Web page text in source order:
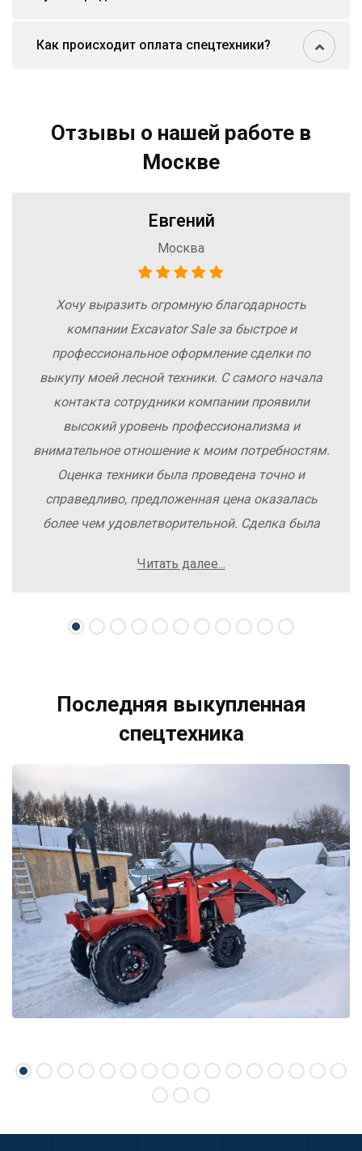
Как происходит оплата спецтехники?
Отзывы о нашей работе в
Москве
Евгений
Москва
Хочу выразить огромную благодарность
компании Excavator Sale за быстрое и
профессиональное оформление сделки по
выкупу моей лесной техники. С самого начала
контакта сотрудники компании проявили
высокий уровень профессионализма и
внимательное отношение к моим потребностям.
Оценка техники была проведена точно и
справедливо, предложенная цена оказалась
более чем удовлетворительной. Сделка была
осложнений. Рекомендую компанию Excavator
свою спецтехнику.
Читать далее...
Последняя выкупленная
спецтехника